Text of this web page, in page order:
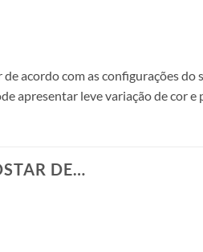
acordo com as configurações do
apresentar leve variação de cor e
DE…